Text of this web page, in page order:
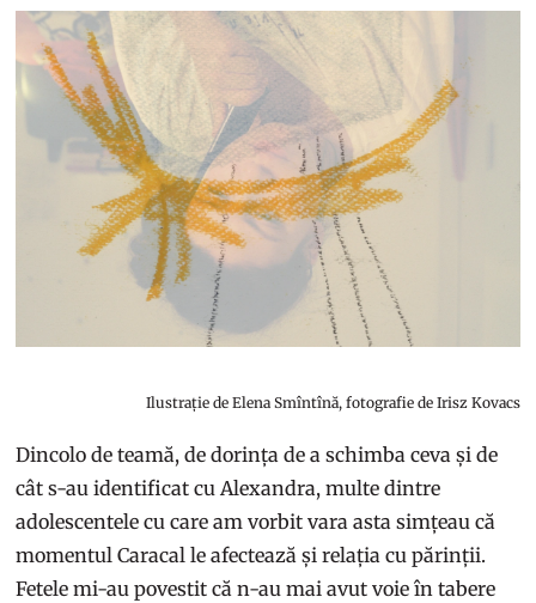
Ilustrație de Elena Smîntînă, fotografie de Irisz Kovacs
Dincolo de teamă, de dorința de a schimba ceva și de
cât s-au identificat cu Alexandra, multe dintre
adolescentele cu care am vorbit vara asta simțeau că
momentul Caracal le afectează și relația cu părinții.
Fetele mi-au povestit că n-au mai avut voie în tabere